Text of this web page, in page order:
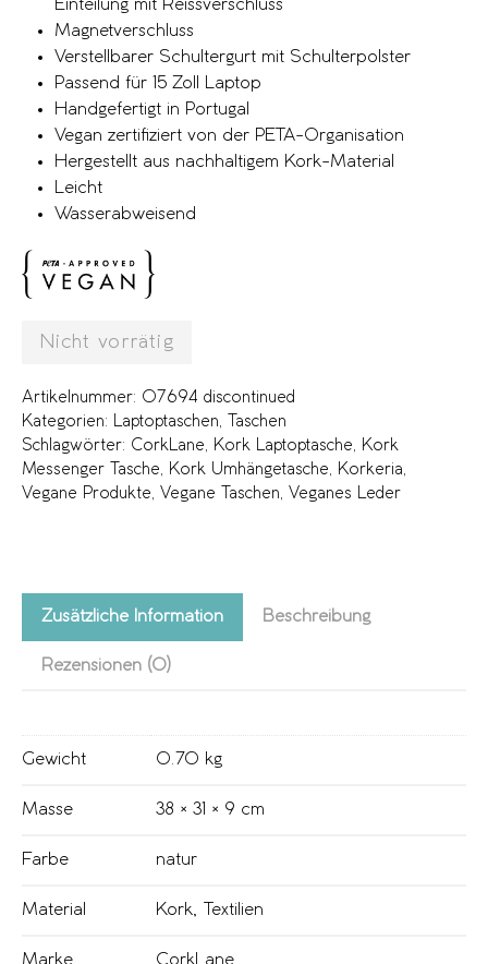
Einteilung mit Reissverschluss
Magnetverschluss
Verstellbarer Schultergurt mit Schulterpolster
Passend für 15 Zoll Laptop
Handgefertigt in Portugal
Vegan zertifiziert von der PETA-Organisation
Hergestellt aus nachhaltigem Kork-Material
Leicht
Wasserabweisend
Nicht vorrätig
Artikelnummer: 07694 discontinued
Kategorien: Laptoptaschen,
Taschen
Schlagwörter: CorkLane, Kork Laptoptasche, Kork
Messenger Tasche, Kork Umhängetasche, Korkeria,
Vegane Produkte, Vegane Taschen, Veganes Leder
Zusätzliche Information Beschreibung
Rezensionen (0)
Gewicht 0.70 kg
Masse 38 × 31 × 9 cm
Farbe natur
Material Kork, Textilien
Marke CorkLane